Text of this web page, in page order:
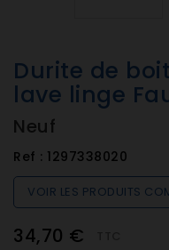
Durite de
lave linge
Neuf
Ref : 1297338020
VOIR LES PRODUITS
34,70 €